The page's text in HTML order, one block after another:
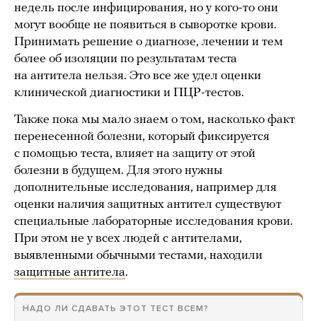
недель после инфицирования, но у кого-то они
могут вообще не появиться в сыворотке крови.
Принимать решение о диагнозе, лечении и тем
более об изоляции по результатам теста
на антитела нельзя. Это все же удел оценки
клинической диагностики и ПЦР-тестов.
Также пока мы мало знаем о том, насколько факт
перенесенной болезни, который фиксируется
с помощью теста, влияет на защиту от этой
болезни в будущем. Для этого нужны
дополнительные исследования, например для
оценки наличия защитных антител существуют
специальные лабораторные исследования крови.
При этом не у всех людей с антителами,
выявленными обычными тестами, находили
защитные антитела.
НАДО ЛИ СДАВАТЬ ЭТОТ ТЕСТ ВСЕМ?